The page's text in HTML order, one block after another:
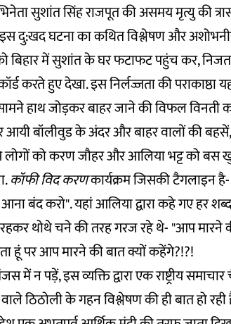
सुशांत सिंह राजपूत की असमय मृत्यु की
इस दु:खद घटना का कथित विश्लेषण और
बिहार में सुशांत के घर फटाफट पहुंच कर,
करते हुए देखा. इस निर्लज्जता की
हाथ जोड़कर बाहर जाने की विफल विनती
आयीबॉलीवुड के अंदर और बाहरवालों की
लोगों को करण जौहर और आलिया भट्ट को
कॉफी विद करणकार्यक्रम जिसकी टैगलाइन
बंद करो". यहां आलिया द्वारा कहे गए हर
रहकर थोथे चने की तरह गरज रहे थे- "आप मारने
पर आप मारने की बात क्यों कहेंगे?!?!
में न पड़ें, इस व्यक्ति द्वारा एक राष्ट्रीय
ठिठोली के गहन विश्लेषण की ही बात हो